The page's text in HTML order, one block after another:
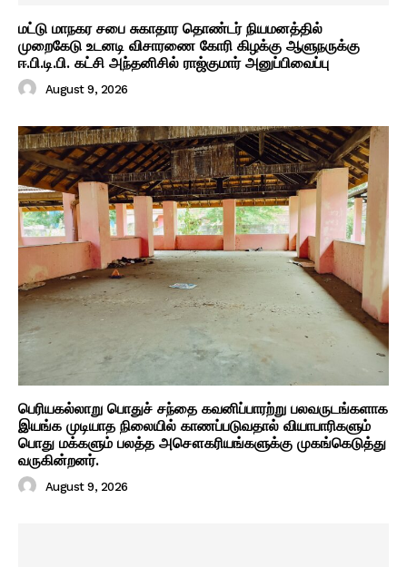
மட்டு மாநகர சபை சுகாதார தொண்டர் நியமனத்தில்
முறைகேடு உடனடி விசாரணை கோரி கிழக்கு ஆளுநருக்கு
ஈ.பி.டி.பி. கட்சி அந்தனிசில் ராஜ்குமார் அனுப்பிவைப்பு
August 9, 2026
பெரியகல்லாறு பொதுச் சந்தை கவனிப்பாரற்று பலவருடங்களாக
இயங்க முடியாத நிலையில் காணப்படுவதால் வியாபாரிகளும்
பொது மக்களும் பலத்த அசௌகரியங்களுக்கு முகங்கெடுத்து
வருகின்றனர்.
August 9, 2026